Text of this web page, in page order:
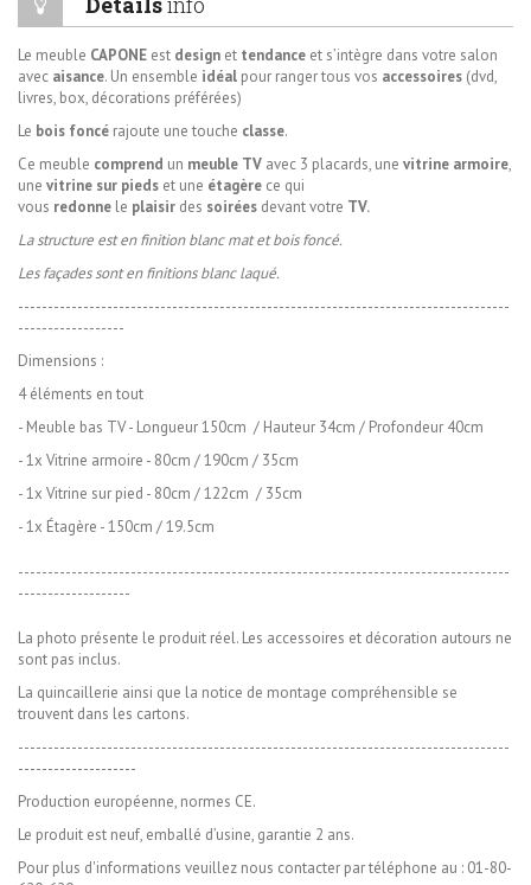
Le meuble CAPONE est design et tendance et s’intègre dans votre salon
avec aisance. Un ensemble idéal pour ranger tous vos accessoires (dvd,
livres, box, décorations préférées)
Le bois foncé rajoute une touche classe.
Ce meuble comprend un meuble TV avec 3 placards, une vitrine armoire,
une vitrine sur pieds et une étagère ce qui
vous redonne le plaisir des soirées devant votre TV.
La structure est en finition blanc mat et bois foncé.
Les façades sont en finitions blanc laqué.
-----------------------------------------------------------------------------------
------------------
Dimensions :
4 éléments en tout
- Meuble bas TV - Longueur 150cm / Hauteur 34cm / Profondeur 40cm
- 1x Vitrine armoire - 80cm / 190cm / 35cm
- 1x Vitrine sur pied - 80cm / 122cm / 35cm
- 1x Étagère - 150cm / 19.5cm
-----------------------------------------------------------------------------------
-------------------
La photo présente le produit réel. Les accessoires et décoration autours ne
sont pas inclus.
La quincaillerie ainsi que la notice de montage compréhensible se
trouvent dans les cartons.
-----------------------------------------------------------------------------------
--------------------
Production européenne, normes CE.
Le produit est neuf, emballé d’usine, garantie 2 ans.
Pour plus d'informations veuillez nous contacter par téléphone au : 01-80-